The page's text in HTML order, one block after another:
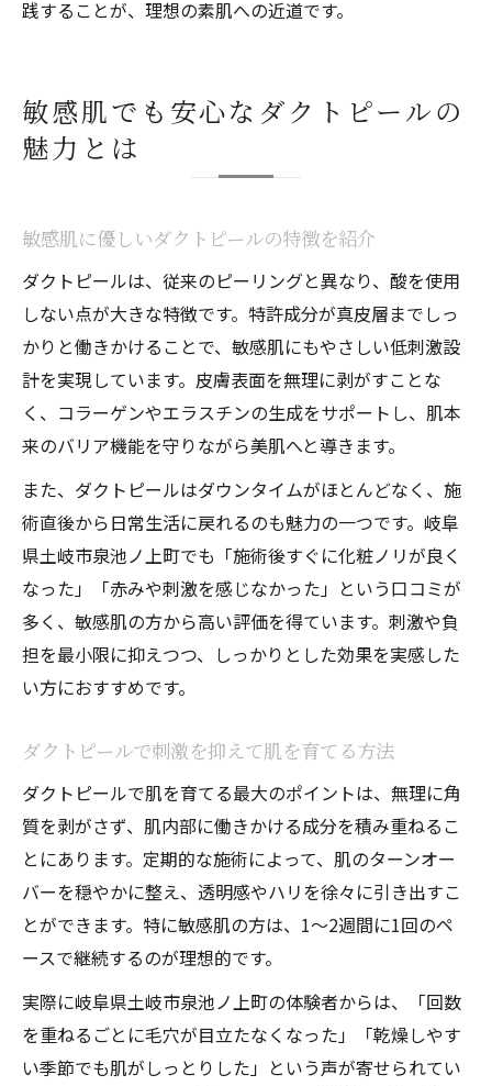
践することが、理想の素肌への近道です。
敏感肌でも安心なダクトピールの
魅力とは
敏感肌に優しいダクトピールの特徴を紹介
ダクトピールは、従来のピーリングと異なり、酸を使用
しない点が大きな特徴です。特許成分が真皮層までしっ
かりと働きかけることで、敏感肌にもやさしい低刺激設
計を実現しています。皮膚表面を無理に剥がすことな
く、コラーゲンやエラスチンの生成をサポートし、肌本
来のバリア機能を守りながら美肌へと導きます。
また、ダクトピールはダウンタイムがほとんどなく、施
術直後から日常生活に戻れるのも魅力の一つです。岐阜
県土岐市泉池ノ上町でも「施術後すぐに化粧ノリが良く
なった」「赤みや刺激を感じなかった」という口コミが
多く、敏感肌の方から高い評価を得ています。刺激や負
担を最小限に抑えつつ、しっかりとした効果を実感した
い方におすすめです。
ダクトピールで刺激を抑えて肌を育てる方法
ダクトピールで肌を育てる最大のポイントは、無理に角
質を剥がさず、肌内部に働きかける成分を積み重ねるこ
とにあります。定期的な施術によって、肌のターンオー
バーを穏やかに整え、透明感やハリを徐々に引き出すこ
とができます。特に敏感肌の方は、1～2週間に1回のペ
ースで継続するのが理想的です。
実際に岐阜県土岐市泉池ノ上町の体験者からは、「回数
を重ねるごとに毛穴が目立たなくなった」「乾燥しやす
い季節でも肌がしっとりした」という声が寄せられてい